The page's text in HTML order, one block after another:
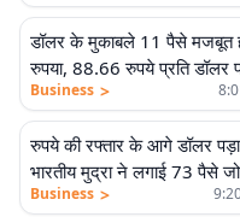
डॉलर के मुकाबले 11 पैसे मजबूत
रुपया, 88.66 रुपये प्रति डॉलर
Business >
रुपये की रफ्तार के आगे डॉलर
भारतीय मुद्रा ने लगाई 73 पैसे
Business >